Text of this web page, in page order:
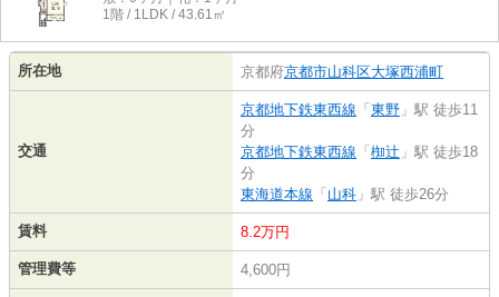
1階 / 1LDK / 43.61㎡
所在地 京都府京都市山科区大塚西浦町
交通
京都地下鉄東西線 「 東野 」駅 徒歩11
分
京都地下鉄東西線 「 椥辻 」駅 徒歩18
分
東海道本線 「 山科 」駅 徒歩26分
賃料 8.2万円
管理費等 4,600円